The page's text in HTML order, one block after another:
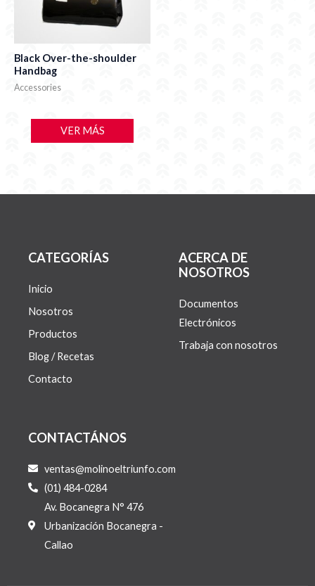
Black Over-the-shoulder
Handbag
Accessories
VER MÁS
CATEGORÍAS
Inicio
Nosotros
Productos
Blog / Recetas
Contacto
ACERCA DE
NOSOTROS
Documentos
Electrónicos
Trabaja con nosotros
CONTACTÁNOS
ventas@molinoeltriunfo.com
(01) 484-0284
Av. Bocanegra N° 476
Urbanización Bocanegra -
Callao